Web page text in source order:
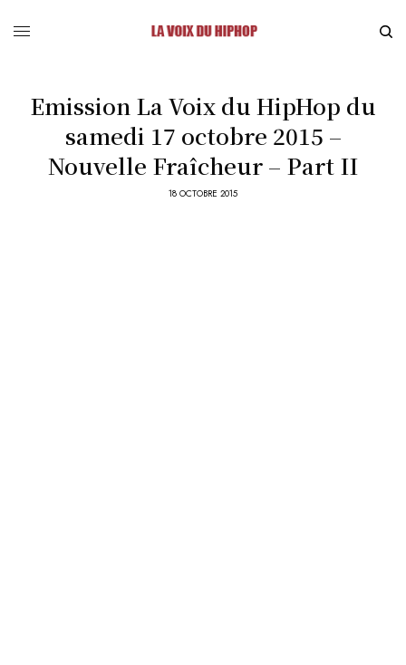
Emission La Voix du HipHop du
samedi 17 octobre 2015 –
Nouvelle Fraîcheur – Part II
18 OCTOBRE 2015